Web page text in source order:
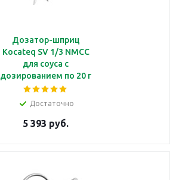
Дозатор-шприц
Kocateq SV 1/3 NMCC
для соуса с
дозированием по 20 г
Достаточно
5 393 руб.